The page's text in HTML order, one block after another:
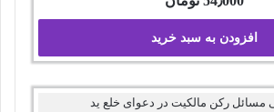
افزودن به سبد خرید